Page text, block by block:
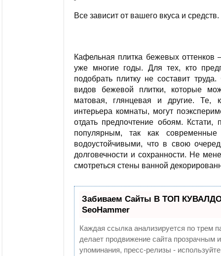
Все зависит от вашего вкуса и средств.
Кафельная плитка бежевых оттенков
уже многие годы. Для тех, кто
подобрать плитку не составит
видов бежевой плитки, которые
матовая, глянцевая и другие. Те,
интерьера комнаты, могут
отдать предпочтение обоям. Кстати,
популярным, так как
водоустойчивыми, что в свою
долговечности и сохранности. Не
смотреться стены ванной
Забиваем Сайты В ТОП
SeoHammer
Каждая ссылка анализируется по трем
делает продвижение сайта прозрачным
упоминания, пресс-релизы -